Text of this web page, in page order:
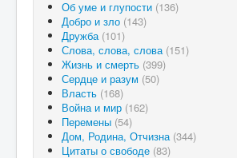
Об уме и глупости (136)
Добро и зло (143)
Дружба (101)
Слова, слова, слова (151)
Жизнь и смерть (399)
Сердце и разум (50)
Власть (168)
Война и мир (162)
Перемены (54)
Дом, Родина, Отчизна (344)
Цитаты о свободе (83)